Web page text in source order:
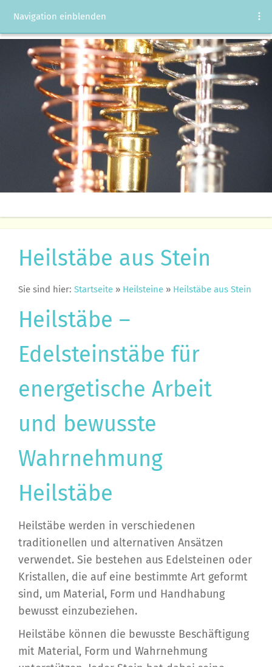
Navigation einblenden
Heilstäbe aus Stein
Sie sind hier: Startseite » Heilsteine » Heilstäbe aus Stein
Heilstäbe –
Edelsteinstäbe für
energetische Arbeit
und bewusste
Wahrnehmung
Heilstäbe
Heilstäbe werden in verschiedenen
traditionellen und alternativen Ansätzen
verwendet. Sie bestehen aus Edelsteinen oder
Kristallen, die auf eine bestimmte Art geformt
sind, um Material, Form und Handhabung
bewusst einzubeziehen.
Heilstäbe können die bewusste Beschäftigung
mit Material, Form und Wahrnehmung